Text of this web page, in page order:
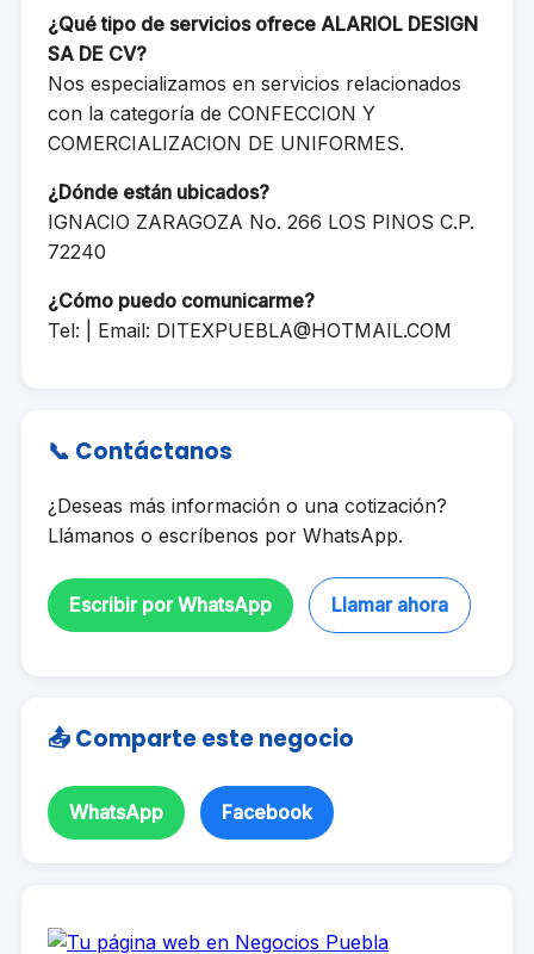
¿Qué tipo de servicios ofrece ALARIOL DESIGN
SA DE CV?
Nos especializamos en servicios relacionados
con la categoría de CONFECCION Y
COMERCIALIZACION DE UNIFORMES.
¿Dónde están ubicados?
IGNACIO ZARAGOZA No. 266 LOS PINOS C.P.
72240
¿Cómo puedo comunicarme?
Tel: | Email: DITEXPUEBLA@HOTMAIL.COM
📞 Contáctanos
¿Deseas más información o una cotización?
Llámanos o escríbenos por WhatsApp.
Escribir por WhatsApp Llamar ahora
📤 Comparte este negocio
WhatsApp Facebook